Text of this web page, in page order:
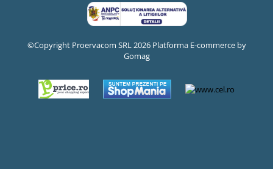
©Copyright Proervacom SRL 2026 Platforma E-commerce by
Gomag